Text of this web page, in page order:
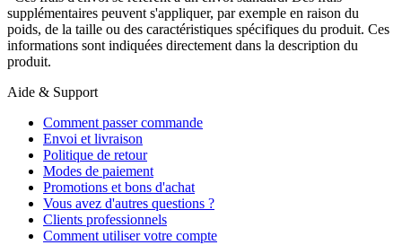
supplémentaires peuvent s'appliquer, par exemple en raison du
poids, de la taille ou des caractéristiques spécifiques du produit. Ces
informations sont indiquées directement dans la description du
produit.
Aide & Support
Comment passer commande
Envoi et livraison
Politique de retour
Modes de paiement
Promotions et bons d'achat
Vous avez d'autres questions ?
Clients professionnels
Comment utiliser votre compte